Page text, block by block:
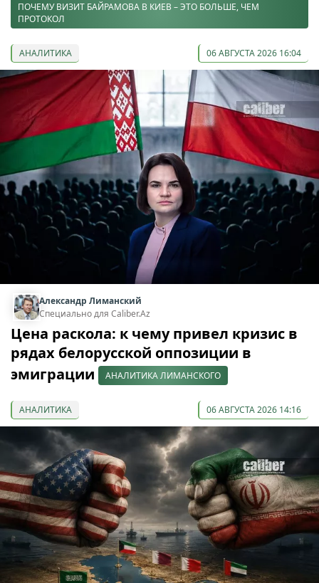
ПОЧЕМУ ВИЗИТ БАЙРАМОВА В КИЕВ – ЭТО БОЛЬШЕ, ЧЕМ
ПРОТОКОЛ
АНАЛИТИКА 06 АВГУСТА 2026 16:04
Александр Лиманский
Специально для Caliber.Az
Цена раскола: к чему привел кризис в
рядах белорусской оппозиции в
эмиграции
АНАЛИТИКА ЛИМАНСКОГО
АНАЛИТИКА 06 АВГУСТА 2026 14:16